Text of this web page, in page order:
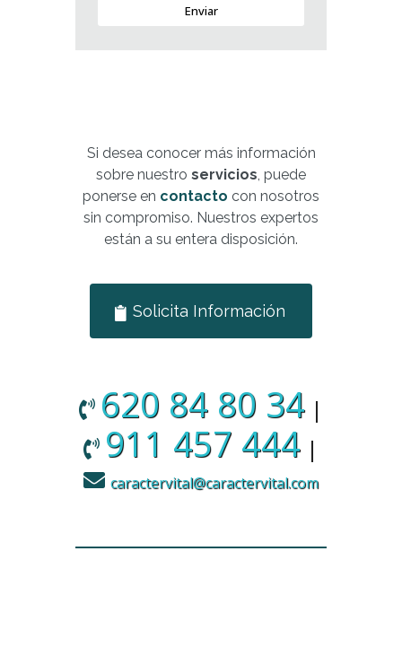
Si desea conocer más información
sobre nuestro servicios, puede
ponerse en contacto con nosotros
sin compromiso. Nuestros expertos
están a su entera disposición.
Solicita Información
620 84 80 34|
911 457 444|
caractervital@caractervital.com